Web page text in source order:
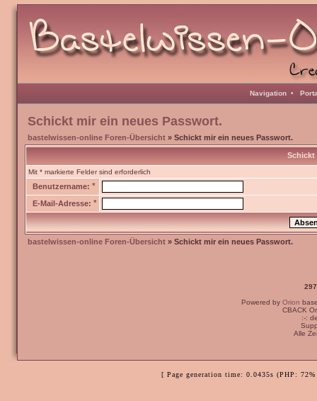
Navigation •
Schickt mir ein neues Passwort.
bastelwissen-online Foren-Übersicht » Schickt mir ein neues Passwort.
Schickt
Mit * markierte Felder sind erforderlich
Benutzername: *
E-Mail-Adresse: *
bastelwissen-online Foren-Übersicht » Schickt mir ein neues Passwort.
Powered by Orion
CBACK
:-:
Alle
[ Page generation time: 0.0435s (PHP: